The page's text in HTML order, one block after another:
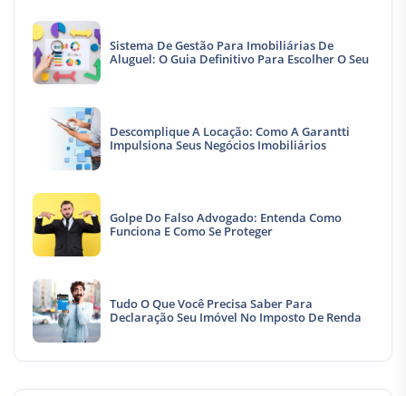
Sistema De Gestão Para Imobiliárias De
Aluguel: O Guia Definitivo Para Escolher O Seu
Descomplique A Locação: Como A Garantti
Impulsiona Seus Negócios Imobiliários
Golpe Do Falso Advogado: Entenda Como
Funciona E Como Se Proteger
Tudo O Que Você Precisa Saber Para
Declaração Seu Imóvel No Imposto De Renda